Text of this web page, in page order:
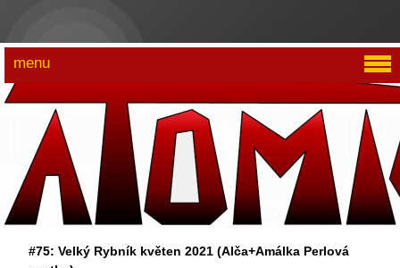
#75: Velký Rybník květen 2021 (Alča+Amálka Perlová
menu